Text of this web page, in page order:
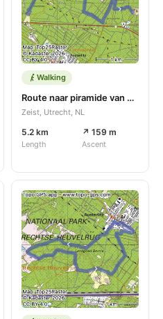
Walking
Route naar piramide van Austerlitz
Zeist, Utrecht, NL
5.2 km
Length
↗ 159 m
Ascent